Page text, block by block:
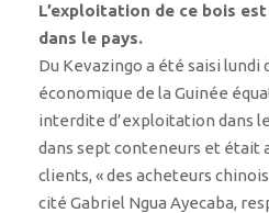
L’exploitation de ce bois
dans le pays.
Du Kevazingo a été saisi lundi
économique de la Guinée
interdite d’exploitation dans
dans sept conteneurs et était
clients, « des acheteurs chinois
cité Gabriel Ngua Ayecaba,